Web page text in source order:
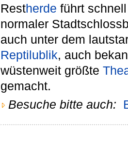
Restherde führt
normaler
auch unter dem
Reptilublik, auch
wüstenweit größte
gemacht.
Besuche bitte auch: